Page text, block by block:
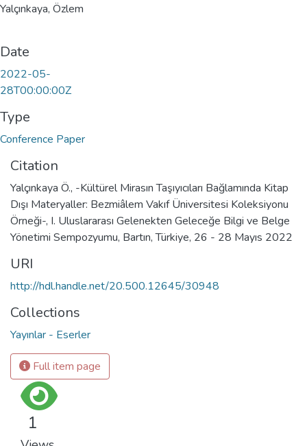
Yalçınkaya, Özlem
Date
2022-05-
28T00:00:00Z
Type
Conference Paper
Citation
Yalçınkaya Ö., -Kültürel Mirasın Taşıyıcıları Bağlamında Kitap
Dışı Materyaller: Bezmiâlem Vakıf Üniversitesi Koleksiyonu
Örneği-, I. Uluslararası Gelenekten Geleceğe Bilgi ve Belge
Yönetimi Sempozyumu, Bartın, Türkiye, 26 - 28 Mayıs 2022
URI
http://hdl.handle.net/20.500.12645/30948
Collections
Yayınlar - Eserler
Full item page
1